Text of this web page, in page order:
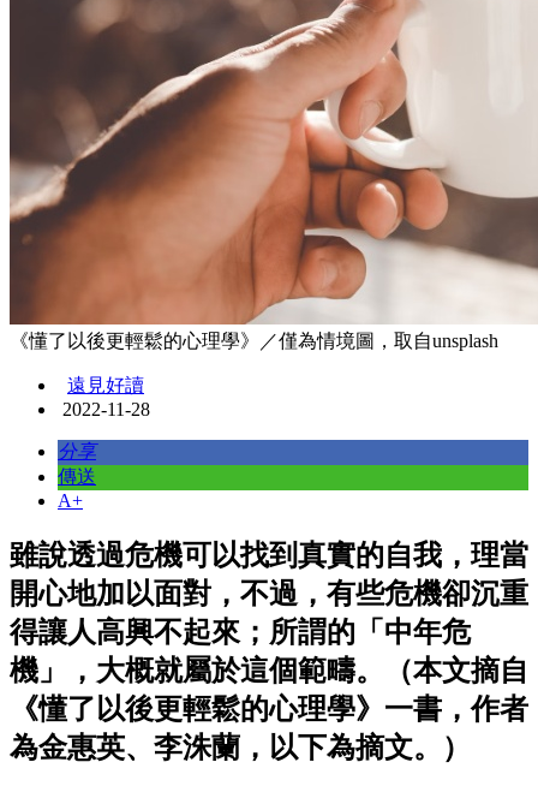
《懂了以後更輕鬆的心理學》／僅為情境圖，取自unsplash
遠見好讀
2022-11-28
分享
傳送
A+
雖說透過危機可以找到真實的自我，理當
開心地加以面對，不過，有些危機卻沉重
得讓人高興不起來；所謂的「中年危
機」，大概就屬於這個範疇。（本文摘自
《懂了以後更輕鬆的心理學》一書，作者
為金惠英、李洙蘭，以下為摘文。）